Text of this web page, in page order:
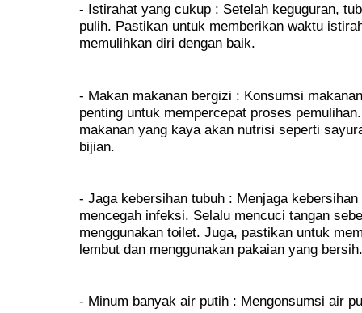
- Istirahat yang cukup : Setelah keguguran,
pulih. Pastikan untuk memberikan waktu
memulihkan diri dengan baik.
- Makan makanan bergizi : Konsumsi
penting untuk mempercepat proses
makanan yang kaya akan nutrisi seperti
bijian.
- Jaga kebersihan tubuh : Menjaga
mencegah infeksi. Selalu mencuci tangan
menggunakan toilet. Juga, pastikan untuk
lembut dan menggunakan pakaian yang bersih.
- Minum banyak air putih : Mengonsumsi air